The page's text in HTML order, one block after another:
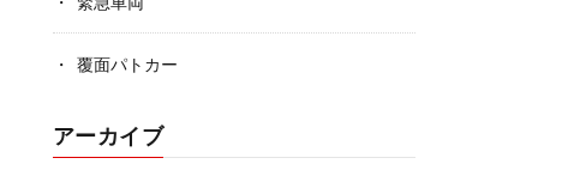
覆面パトカー
アーカイブ